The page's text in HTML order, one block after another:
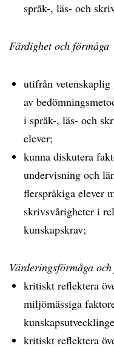
språk-, läs- och
Färdighet och förmåga
utifrån
av
i språk-, läs- och
elever;
kunna diskutera
undervisning och
flerspråkiga elever
skrivsvårigheter i
kunskapskrav;
Värderingsförmåga
kritiskt reflektera
miljömässiga
kritiskt reflektera